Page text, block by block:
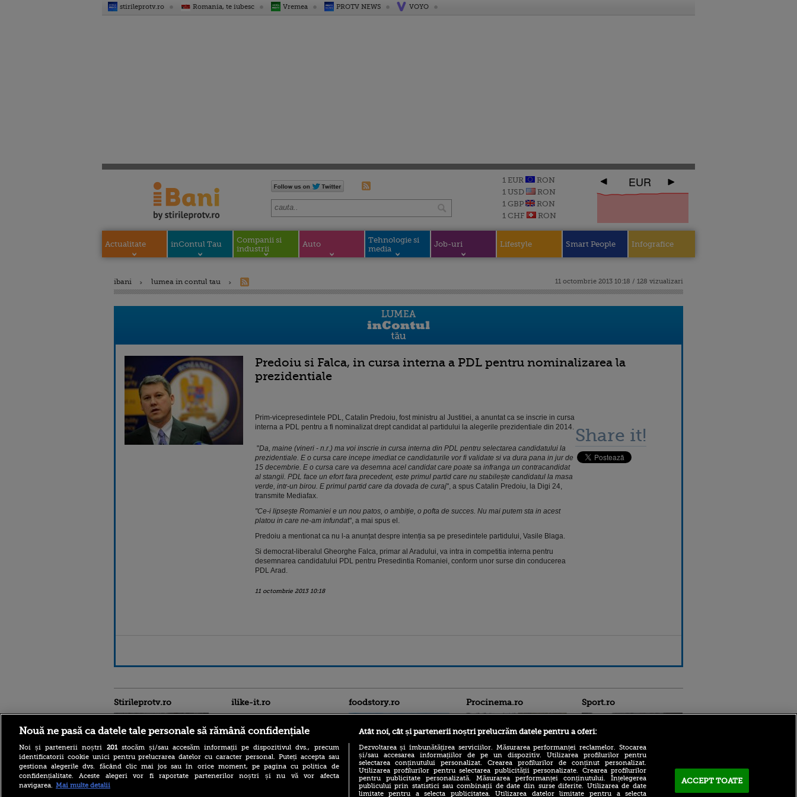
stirileprotv.ro Romania, te iubesc Vremea PROTV NEWS VOYO
1 EUR
RON
1 USD
RON
1 GBP
RON
1 CHF
RON
EUR
Actualitate inContul Tau
Companii si
industrii
Auto
Tehnologie si
media
Job-uri Lifestyle Smart People Infografice
ibani lumea in contul tau 11 octombrie 2013 10:18 / 128 vizualizari
Predoiu si Falca, in cursa interna a PDL pentru nominalizarea la
prezidentiale
Prim-vicepresedintele PDL, Catalin Predoiu, fost ministru al Justitiei, a anuntat ca se inscrie in cursa
interna a PDL pentru a fi nominalizat drept candidat al partidului la alegerile prezidentiale din 2014.
"Da, maine (vineri - n.r.) ma voi inscrie in cursa interna din PDL pentru selectarea candidatului la
prezidentiale. E o cursa care incepe imediat ce candidaturile vor fi validate si va dura pana in jur de
15 decembrie. E o cursa care va desemna acel candidat care poate sa infranga un contracandidat
al stangii. PDL face un efort fara precedent, este primul partid care nu stabilește candidatul la masa
verde, intr-un birou. E primul partid care da dovada de curaj", a spus Catalin Predoiu, la Digi 24,
transmite Mediafax.
"Ce-i lipsește Romaniei e un nou patos, o ambiție, o pofta de succes. Nu mai putem sta in acest
platou in care ne-am infundat", a mai spus el.
Predoiu a mentionat ca nu l-a anunțat despre intenția sa pe presedintele partidului, Vasile Blaga.
Si democrat-liberalul Gheorghe Falca, primar al Aradului, va intra in competitia interna pentru
desemnarea candidatului PDL pentru Presedintia Romaniei, conform unor surse din conducerea
PDL Arad.
11 octombrie 2013 10:18
Share it!
Stirileprotv.ro ilike-it.ro foodstory.ro
(P) Descoperă Lumea
Procinema.ro
Nikolaj Coster-Waldau din
Sport.ro
Farul Constanța - FK
Nouă ne pasă ca datele tale personale să rămână confidențiale
Noi și partenerii noștri 201stocăm și/sau accesăm informații pe dispozitivul dvs., precum
identificatorii cookie unici pentru prelucrarea datelor cu caracter personal. Puteți accepta sau
gestiona alegerile dvs. făcând clic mai jos sau în orice moment, pe pagina cu politica de
confidențialitate. Aceste alegeri vor fi raportate partenerilor noștri și nu vă vor afecta
navigarea. Mai multe detalii
Atât noi, cât și partenerii noștri prelucrăm datele pentru a oferi:
Dezvoltarea și îmbunătățirea serviciilor. Măsurarea performanței reclamelor. Stocarea
și/sau accesarea informațiilor de pe un dispozitiv. Utilizarea profilurilor pentru
selectarea conținutului personalizat. Crearea profilurilor de conținut personalizat.
Utilizarea profilurilor pentru selectarea publicității personalizate. Crearea profilurilor
pentru publicitate personalizată. Măsurarea performanței conținutului. Înțelegerea
publicului prin statistici sau combinații de date din surse diferite. Utilizarea de date
limitate pentru a selecta publicitatea. Utilizarea datelor limitate pentru a selecta
ACCEPT TOATE